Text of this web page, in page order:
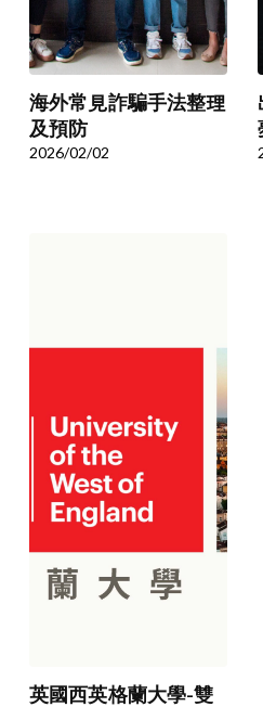
海外常見詐騙手法整理
及預防
2026/02/02
英國西英格蘭大學-雙